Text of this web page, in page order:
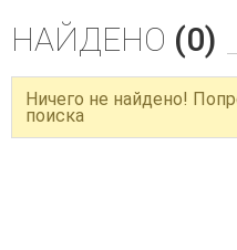
НАЙДЕНО (0)
Ничего не найдено!
поиска